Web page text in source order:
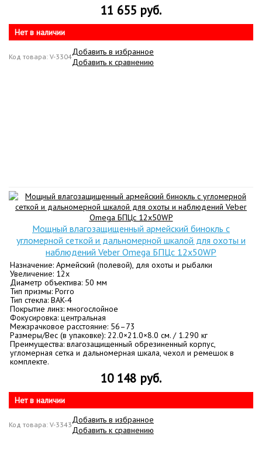
11 655 руб.
Нет в наличии
Код товара: V-3304Добавить в избранное
Добавить к сравнению
Мощный влагозащищенный армейский бинокль с
угломерной сеткой и дальномерной шкалой для охоты и
наблюдений Veber Omega БПЦс 12x50WP
Назначение: Армейский (полевой), для охоты и рыбалки
Увеличение: 12х
Диаметр объектива: 50 мм
Тип призмы: Porro
Тип стекла: BАK-4
Покрытие линз: многослойное
Фокусировка: центральная
Межзрачковое расстояние: 56–73
Размеры/Вес (в упаковке): 22.0×21.0×8.0 см. / 1.290 кг
Преимущества: влагозащищенный обрезиненный корпус,
угломерная сетка и дальномерная шкала, чехол и ремешок в
комплекте.
10 148 руб.
Нет в наличии
Код товара: V-3343Добавить в избранное
Добавить к сравнению